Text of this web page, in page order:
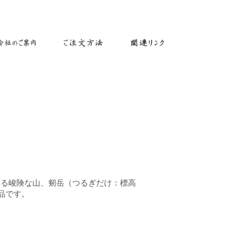
峻険な山、剱岳（つるぎだけ：標高
す。